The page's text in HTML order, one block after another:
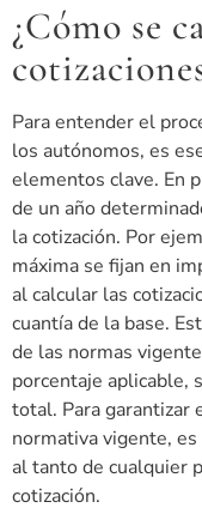
¿Cómo se
Para entender el
los autónomos, es
elementos clave. En
de un año
la cotización. Por
máxima se fijan en
al calcular las
cuantía de la base.
de las normas
porcentaje aplicable,
total. Para garantizar
normativa vigente,
al tanto de cualquier
cotización.